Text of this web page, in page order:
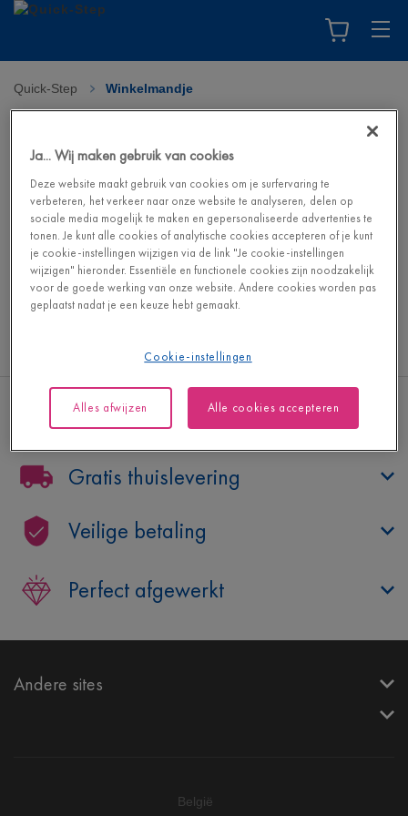
Quick-Step > Winkelmandje
Je winkelmandje is leeg. Ga naar de webshop om je droomvloer
en de bijbehorende accessoires te vinden.
Ga naar de webshop
Hulp nodig?
Gratis thuislevering
Veilige betaling
Perfect afgewerkt
Andere sites
België
Ja... Wij maken gebruik van cookies
Deze website maakt gebruik van cookies om je surfervaring te
verbeteren, het verkeer naar onze website te analyseren, delen op
sociale media mogelijk te maken en gepersonaliseerde advertenties te
tonen. Je kunt alle cookies of analytische cookies accepteren of je kunt
je cookie-instellingen wijzigen via de link "Je cookie-instellingen
wijzigen" hieronder. Essentiële en functionele cookies zijn noodzakelijk
voor de goede werking van onze website. Andere cookies worden pas
geplaatst nadat je een keuze hebt gemaakt.
Cookie-instellingen
Alles afwijzen Alle cookies accepteren